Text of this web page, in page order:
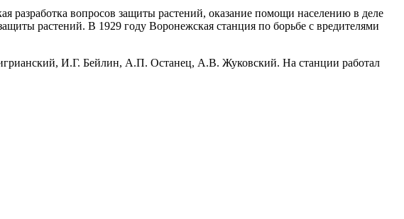
разработка вопросов защиты растений, оказание помощи населению в деле
растений. В 1929 году Воронежская станция по борьбе с вредителями
И.Г. Бейлин, А.П. Останец, А.В. Жуковский. На станции работал